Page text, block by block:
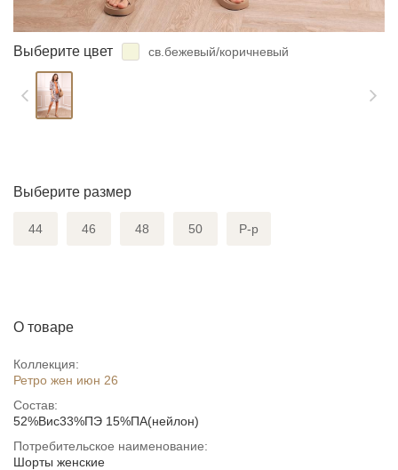
Выберите цвет св.бежевый/коричневый
Выберите размер
44 46 48 50 Р-р
О товаре
Коллекция:
Ретро жен июн 26
Состав:
52%Вис33%ПЭ 15%ПА(нейлон)
Потребительское наименование:
Шорты женские